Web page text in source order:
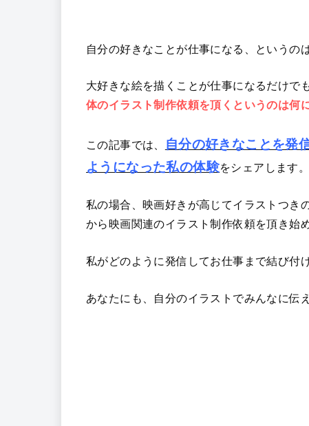
自分の好きなことが仕事になる、というの
大好きな絵を描くことが仕事になるだけで
体のイラスト制作依頼を頂くというのは何
この記事では、
自分の好きなことを発
ようになった私の体験をシェアします。
私の場合、映画好きが高じてイラストつき
から映画関連のイラスト制作依頼を頂き始
私がどのように発信してお仕事まで結び付
あなたにも、自分のイラストでみんなに伝